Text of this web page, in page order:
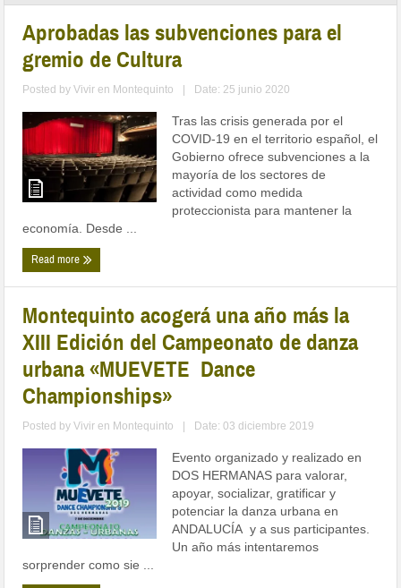
Aprobadas las subvenciones para el
gremio de Cultura
Posted byVivir en Montequinto Date: 25 junio 2020
Tras las crisis generada por el
COVID-19 en el territorio español, el
Gobierno ofrece subvenciones a la
mayoría de los sectores de
actividad como medida
proteccionista para mantener la
economía. Desde ...
Read more
Montequinto acogerá una año más la
XIII Edición del Campeonato de danza
urbana «MUEVETE Dance
Championships»
Posted byVivir en Montequinto Date: 03 diciembre 2019
Evento organizado y realizado en
DOS HERMANAS para valorar,
apoyar, socializar, gratificar y
potenciar la danza urbana en
ANDALUCÍA y a sus participantes.
Un año más intentaremos
sorprender como sie ...